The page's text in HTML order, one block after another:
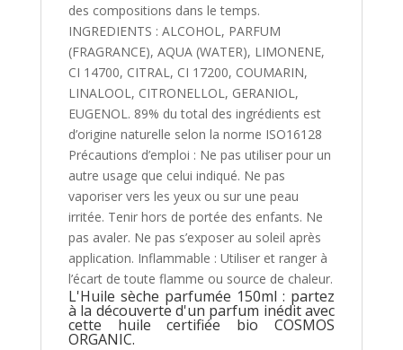
des compositions dans le temps.
INGREDIENTS : ALCOHOL, PARFUM
(FRAGRANCE), AQUA (WATER), LIMONENE,
CI 14700, CITRAL, CI 17200, COUMARIN,
LINALOOL, CITRONELLOL, GERANIOL,
EUGENOL. 89% du total des ingrédients est
d’origine naturelle selon la norme ISO16128
Précautions d’emploi : Ne pas utiliser pour un
autre usage que celui indiqué. Ne pas
vaporiser vers les yeux ou sur une peau
irritée. Tenir hors de portée des enfants. Ne
pas avaler. Ne pas s’exposer au soleil après
application. Inflammable : Utiliser et ranger à
l’écart de toute flamme ou source de chaleur.
L'Huile sèche parfumée 150ml : partez
à la découverte d'un parfum inédit avec
cette huile certifiée bio COSMOS
ORGANIC.